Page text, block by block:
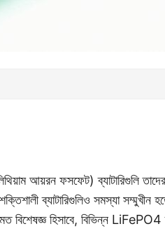
আয়রন ফসফেট) ব্যাটারিগুলি তাদের
ব্যাটারিগুলিও সমস্যা সম্মুখীন
বিশেষজ্ঞ হিসাবে, বিভিন্ন LiFePO4